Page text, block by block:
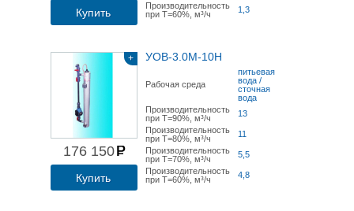
Купить
Производительность
при Т=60%, м³/ч
1,3
+
176 150
Купить
УОВ-3.0М-10Н
Рабочая среда
питьевая
вода /
сточная
вода
Производительность
при Т=90%, м³/ч
13
Производительность
при Т=80%, м³/ч
11
Производительность
при Т=70%, м³/ч
5,5
Производительность
при Т=60%, м³/ч
4,8